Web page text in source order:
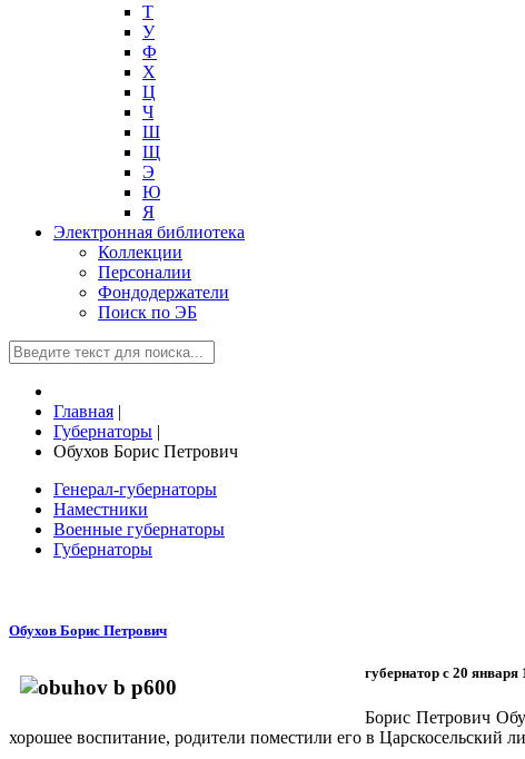
Т
У
Ф
Х
Ц
Ч
Ш
Щ
Э
Ю
Я
Электронная библиотека
Коллекции
Персоналии
Фондодержатели
Поиск по ЭБ
Главная |
Губернаторы |
Обухов Борис Петрович
Генерал-губернаторы
Наместники
Военные губернаторы
Губернаторы
Обухов Борис Петрович
губернатор с 20 января
Борис Петрович
хорошее воспитание, родители поместили его в Царскосельский